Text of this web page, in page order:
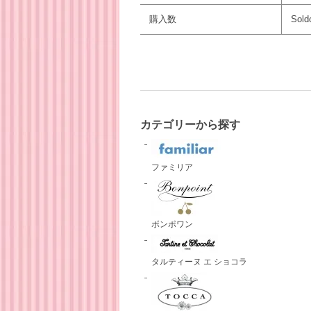
購入数
カテゴリーから探す
ファミリア
ボンポワン
タルティーヌ エ ショコラ